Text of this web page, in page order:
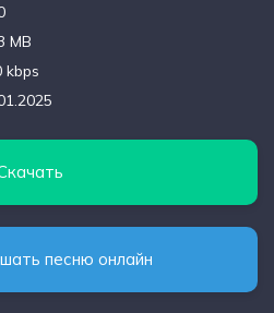
MB
kbps
песню онлайн